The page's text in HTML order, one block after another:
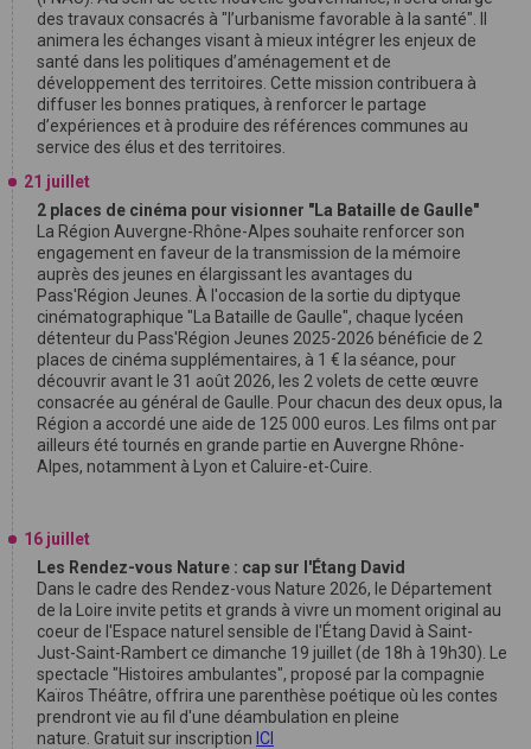
des travaux consacrés à "l’urbanisme favorable à la santé". Il
animera les échanges visant à mieux intégrer les enjeux de
santé dans les politiques d’aménagement et de
développement des territoires. Cette mission contribuera à
diffuser les bonnes pratiques, à renforcer le partage
d’expériences et à produire des références communes au
service des élus et des territoires.
21 juillet
2 places de cinéma pour visionner "La Bataille de Gaulle"
La Région Auvergne-Rhône-Alpes souhaite renforcer son
engagement en faveur de la transmission de la mémoire
auprès des jeunes en élargissant les avantages du
Pass'Région Jeunes. À l'occasion de la sortie du diptyque
cinématographique "La Bataille de Gaulle", chaque lycéen
détenteur du Pass'Région Jeunes 2025-2026 bénéficie de 2
places de cinéma supplémentaires, à 1 € la séance, pour
découvrir avant le 31 août 2026, les 2 volets de cette œuvre
consacrée au général de Gaulle. Pour chacun des deux opus, la
Région a accordé une aide de 125 000 euros. Les films ont par
ailleurs été tournés en grande partie en Auvergne Rhône-
Alpes, notamment à Lyon et Caluire-et-Cuire.
16 juillet
Les Rendez-vous Nature : cap sur l'Étang David
Dans le cadre des Rendez-vous Nature 2026, le Département
de la Loire invite petits et grands à vivre un moment original au
coeur de l'Espace naturel sensible de l'Étang David à Saint-
Just-Saint-Rambert ce dimanche 19 juillet (de 18h à 19h30). Le
spectacle "Histoires ambulantes", proposé par la compagnie
Kaïros Théâtre, offrira une parenthèse poétique où les contes
prendront vie au fil d'une déambulation en pleine
nature. Gratuit sur inscription ICI